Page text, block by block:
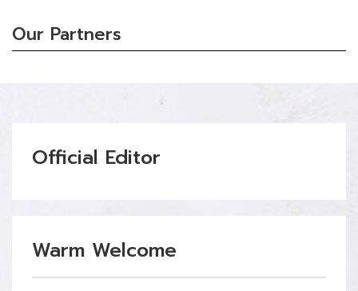
Our Partners
Official Editor
Warm Welcome